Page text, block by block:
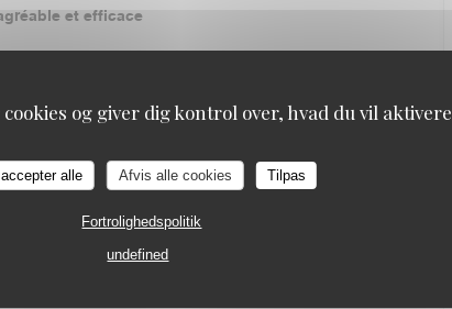
og giver dig kontrol over, hvad du vil aktivere
alle Afvis alle cookies Tilpas
Fortrolighedspolitik
undefined
et efficace